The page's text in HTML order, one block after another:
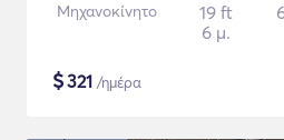
Μηχανοκίνητο
19 ft
6 μ.
$321 /ημέρα